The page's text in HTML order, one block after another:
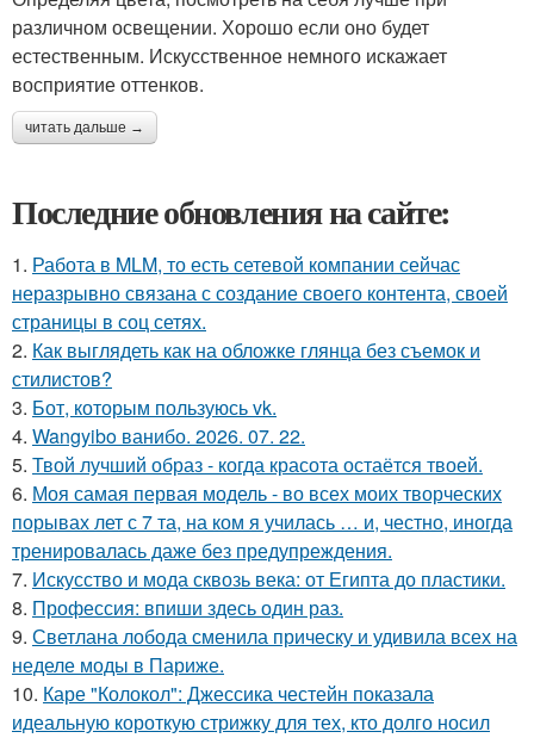
различном освещении. Хорошо если оно будет
естественным. Искусственное немного искажает
восприятие оттенков.
читать дальше →
Последние обновления на сайте:
1. Работа в MLM, то есть сетевой компании сейчас
неразрывно связана с создание своего контента, своей
страницы в соц сетях.
2. Как выглядеть как на обложке глянца без съемок и
стилистов?
3. Бот, которым пользуюсь vk.
4. Wangyibo ванибо. 2026. 07. 22.
5. Твой лучший образ - когда красота остаётся твоей.
6. Моя самая первая модель - во всех моих творческих
порывах лет с 7 та, на ком я училась … и, честно, иногда
тренировалась даже без предупреждения.
7. Искусство и мода сквозь века: от Египта до пластики.
8. Профессия: впиши здесь один раз.
9. Светлана лобода сменила прическу и удивила всех на
неделе моды в Париже.
10. Каре "Колокол": Джессика честейн показала
идеальную короткую стрижку для тех, кто долго носил